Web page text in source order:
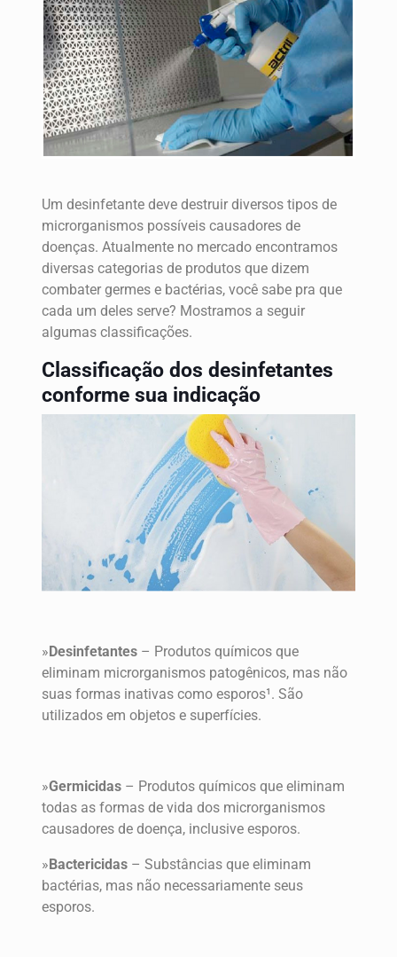
Um desinfetante deve destruir diversos tipos de
microrganismos possíveis causadores de
doenças. Atualmente no mercado encontramos
diversas categorias de produtos que dizem
combater germes e bactérias, você sabe pra que
cada um deles serve? Mostramos a seguir
algumas classificações.
Classificação dos desinfetantes
conforme sua indicação
»Desinfetantes– Produtos químicos que
eliminam microrganismos patogênicos, mas não
suas formas inativas como esporos¹. São
utilizados em objetos e superfícies.
»Germicidas– Produtos químicos que eliminam
todas as formas de vida dos microrganismos
causadores de doença, inclusive esporos.
»Bactericidas– Substâncias que eliminam
bactérias, mas não necessariamente seus
esporos.